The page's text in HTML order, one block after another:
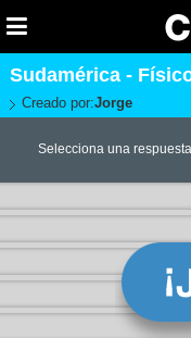
Sudamérica -
Creado por:Jorge
Selecciona una